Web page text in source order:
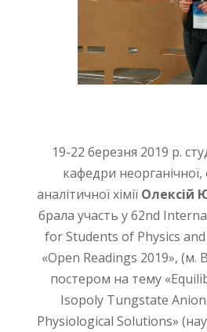
19-22 березня 2019 р.
кафедри неорганічної,
аналітичної хімії Олексій
брала участь у 62nd
for Students of Physics
«Open Readings 2019», (м.
постером на тему
Isopoly Tungstate
Physiological Solutions»